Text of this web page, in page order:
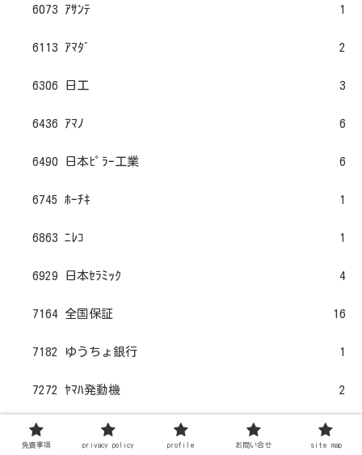
6073 ｱｻﾝﾃ 1
6113 ｱﾏﾀﾞ 2
6306 日工 3
6436 ｱﾏﾉ 6
6490 日本ﾋﾟﾗｰ工業 6
6745 ﾎｰﾁｷ 1
6863 ﾆﾚｺ 1
6929 日本ｾﾗﾐｯｸ 4
7164 全国保証 16
7182 ゆうちょ銀行 1
7272 ﾔﾏﾊ発動機 2
7417 南陽
免責事項 privacy policy profile お問い合せ site map